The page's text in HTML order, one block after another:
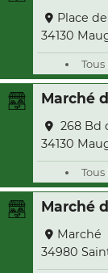
Place
34130
Marché
268 Bd
34130
Marché
Marché
34980